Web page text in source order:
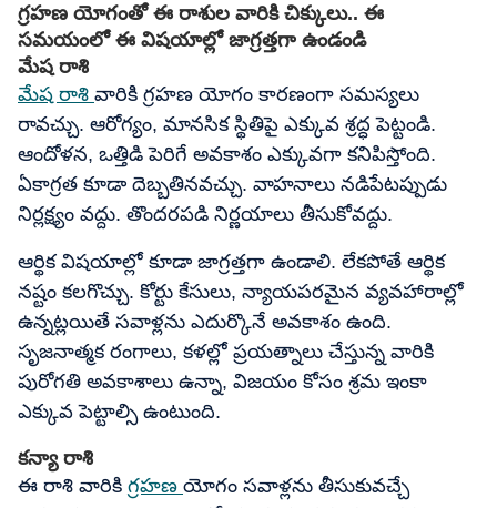
గ్రహణ యోగంతో ఈ రాశుల వారికి చిక్కులు.. ఈ
సమయంలో ఈ విషయాల్లో జాగ్రత్తగా ఉండండి
మేష రాశి
మేష రాశి వారికి గ్రహణ యోగం కారణంగా సమస్యలు
రావచ్చు. ఆరోగ్యం, మానసిక స్థితిపై ఎక్కువ శ్రద్ధ పెట్టండి.
ఆందోళన, ఒత్తిడి పెరిగే అవకాశం ఎక్కువగా కనిపిస్తోంది.
ఏకాగ్రత కూడా దెబ్బతినవచ్చు. వాహనాలు నడిపేటప్పుడు
నిర్లక్ష్యం వద్దు. తొందరపడి నిర్ణయాలు తీసుకోవద్దు.
ఆర్థిక విషయాల్లో కూడా జాగ్రత్తగా ఉండాలి. లేకపోతే ఆర్థిక
నష్టం కలగొచ్చు. కోర్టు కేసులు, న్యాయపరమైన వ్యవహారాల్లో
ఉన్నట్లయితే సవాళ్లను ఎదుర్కొనే అవకాశం ఉంది.
సృజనాత్మక రంగాలు, కళల్లో ప్రయత్నాలు చేస్తున్న వారికి
పురోగతి అవకాశాలు ఉన్నా, విజయం కోసం శ్రమ ఇంకా
ఎక్కువ పెట్టాల్సి ఉంటుంది.
కన్యా రాశి
ఈ రాశి వారికి గ్రహణ యోగం సవాళ్లను తీసుకువచ్చే